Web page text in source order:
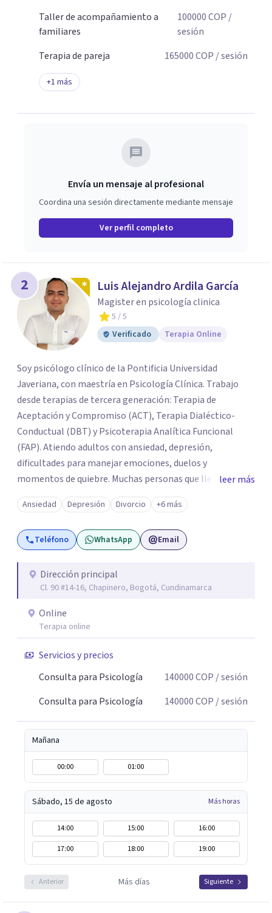
Taller de acompañamiento a
familiares
100000COP /
sesión
Terapia de pareja
165000COP / sesión
+1 más
Envía un mensaje al profesional
Coordina una sesión directamente mediante mensaje
Ver perfil completo
2 Luis Alejandro Ardila García
Magister en psicología clinica
5 / 5
Verificado
Terapia Online
Soy psicólogo clínico de la Pontificia Universidad
Javeriana, con maestría en Psicología Clínica. Trabajo
desde terapias de tercera generación: Terapia de
Aceptación y Compromiso (ACT), Terapia Dialéctico-
Conductual (DBT) y Psicoterapia Analítica Funcional
(FAP). Atiendo adultos con ansiedad, depresión,
dificultades para manejar emociones, duelos y
momentos de quiebre. Muchas personas que llegan a
consulta no solo cargan con un síntoma: sienten que sus
propias reacciones emocionales les complican más la
vida. Desde ahí trabajamos. No busco eliminar el
malestar a la fuerza. Prefiero entender qué lo sostiene y
forma presencial y también online.
leer más
Ansiedad Depresión Divorcio +6 más
Teléfono WhatsApp Email
Dirección principal
Cl. 90 #14-16, Chapinero, Bogotá, Cundinamarca
Online
Terapia online
Servicios y precios
Consulta para Psicología
140000COP / sesión
Consulta para Psicología
140000COP / sesión
Mañana
00:00 01:00
Sábado, 15 de agosto Más horas
14:00 15:00
16:00
17:00
18:00 19:00
Anterior Más días Siguiente